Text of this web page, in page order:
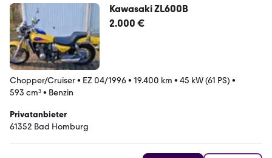
Kawasaki ZL600B
2.000 €
Chopper/Cruiser• EZ 04/1996• 19.400 km • 45 kW (61 PS) •
593 cm³• Benzin
Privatanbieter
61352 Bad Homburg